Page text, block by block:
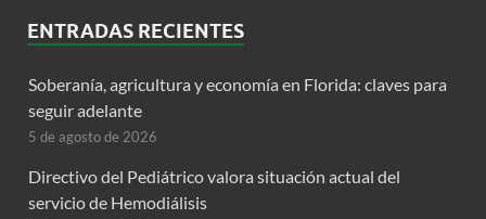
ENTRADAS RECIENTES
Soberanía, agricultura y economía en Florida: claves para
seguir adelante
5 de agosto de 2026
Directivo del Pediátrico valora situación actual del
servicio de Hemodiálisis